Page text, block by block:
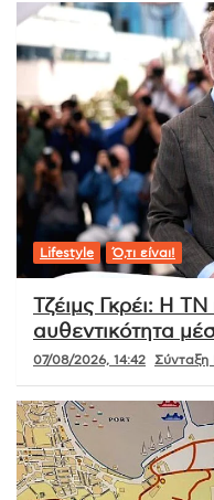
Lifestyle Ό,τι είναι!
Τζέιμς Γκρέι: Η
αυθεντικότητα
07/08/2026, 14:42